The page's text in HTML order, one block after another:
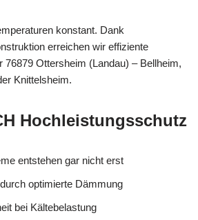
konstant. Dank
erreichen wir effiziente
76879 Ottersheim (Landau) – Bellheim,
Knittelsheim.
Hochleistungsschutz
entstehen gar nicht erst
optimierte Dämmung
bei Kältebelastung